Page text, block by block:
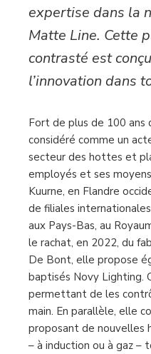
expertise dans la
Matte Line. Cette
contrasté est
l’innovation dans
Fort de plus de 100 ans
considéré comme un
secteur des hottes et
employés et ses
Kuurne, en Flandre
de filiales
aux Pays-Bas, au
le rachat, en 2022, du
De Bont, elle propose
baptisés Novy Lighting.
permettant de les
main. En parallèle, elle
proposant de nouvelles
– à induction ou à gaz –